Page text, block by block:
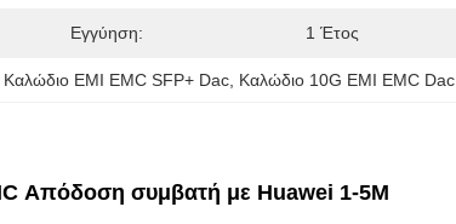
Εγγύηση: 1 Έτος
Καλώδιο EMI EMC SFP+ Dac Καλώδιο 10G EMI EMC Dac
Απόδοση συμβατή με Huawei 1-5M